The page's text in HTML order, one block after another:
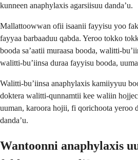
kunneen anaphylaxis agarsiisuu danda’u.
Mallattoowwan ofii isaanii fayyisu yoo
fayyaa barbaaduu qabda. Yeroo tokko
booda sa’aatii muraasa booda, walitti-
walitti-bu’iinsa duraa fayyisu booda,
Walitti-bu’iinsa anaphylaxis kamiiyyuu
doktera walitti-qunnamtii kee waliin
uuman, karoora hojii, fi qorichoota yeroo
danda’u.
Wantoonni anaphylaxis